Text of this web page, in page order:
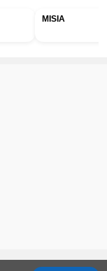
MISIA